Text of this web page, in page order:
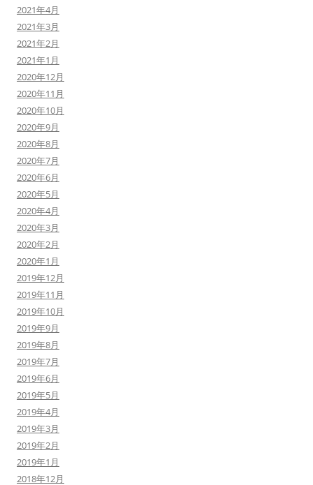
2021年4月
2021年3月
2021年2月
2021年1月
2020年12月
2020年11月
2020年10月
2020年9月
2020年8月
2020年7月
2020年6月
2020年5月
2020年4月
2020年3月
2020年2月
2020年1月
2019年12月
2019年11月
2019年10月
2019年9月
2019年8月
2019年7月
2019年6月
2019年5月
2019年4月
2019年3月
2019年2月
2019年1月
2018年12月